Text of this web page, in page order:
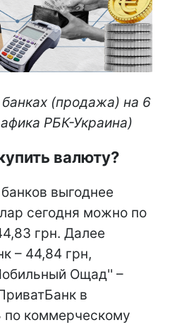
(продажа) на 6
РБК-Украина)
валюту?
выгоднее
сегодня можно по
грн. Далее
– 44,84 грн,
Ощад'' –
в
коммерческому